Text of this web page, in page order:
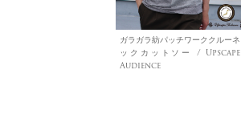
ガラガラ紡パッチワーククルーネ
ックカットソー / Upscape
Audience